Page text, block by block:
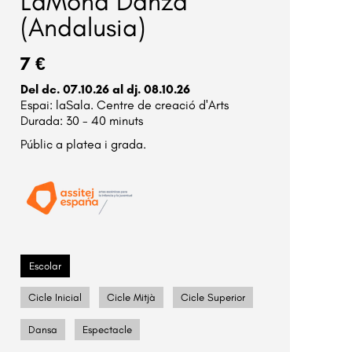
(Andalusia)
7 €
Del dc. 07.10.26al dj. 08.10.26
laSala. Centre de creació d'Arts
Durada: 30 - 40 minuts
Públic a platea i grada.
Escolar
Cicle Inicial Cicle Mitjà Cicle Superior
Dansa Espectacle